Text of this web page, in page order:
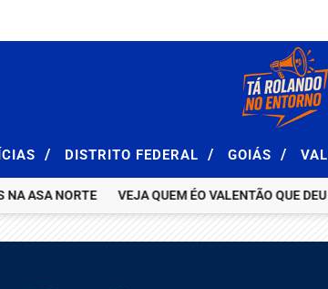
/ DISTRITO FEDERAL / GOIÁS /
NORTE VEJA QUEM ÉO VALENTÃO QUE DEU